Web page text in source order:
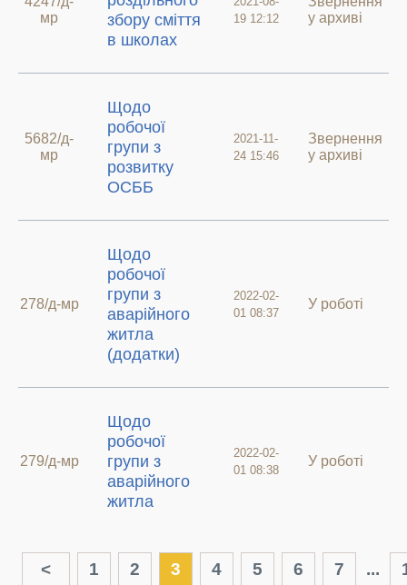
мр
збору сміття
в школах
19 12:12
у архиві
5682/д-
мр
Щодо
робочої
групи з
розвитку
ОСББ
2021-11-
24 15:46
Звернення
у архиві
278/д-мр
Щодо
робочої
групи з
аварійного
житла
(додатки)
2022-02-
01 08:37
У роботі
279/д-мр
Щодо
робочої
групи з
аварійного
житла
2022-02-
01 08:38
У роботі
< 1 2 3 4 5 6 7 ...